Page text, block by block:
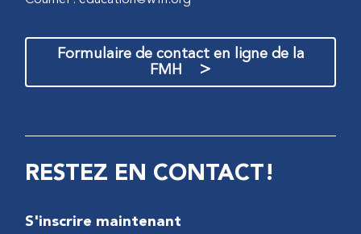
Formulaire de contact en ligne de la
FMH
>
RESTEZ EN CONTACT!
S'inscrire maintenant